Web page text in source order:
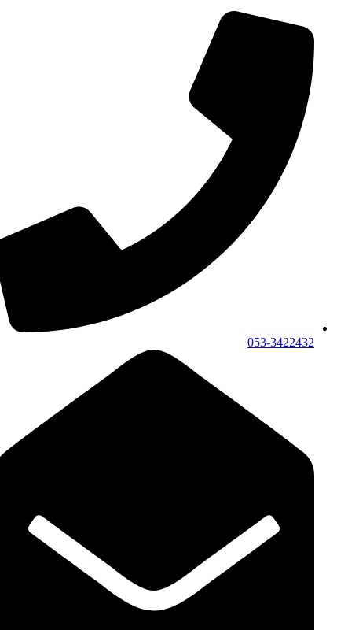
053-3422432